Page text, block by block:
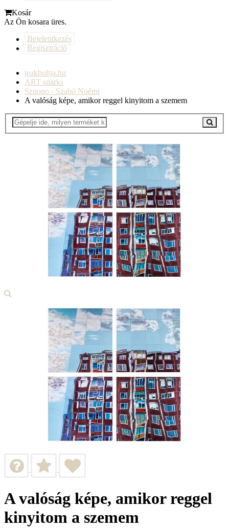
Kosár
Az Ön kosara üres.
Bejelentkezés
Regisztráció
teakboltja.hu
ART sparks
Sznono - Szabó Noémi
A valóság képe, amikor reggel kinyitom a szemem
A valóság képe, amikor reggel
kinyitom a szemem